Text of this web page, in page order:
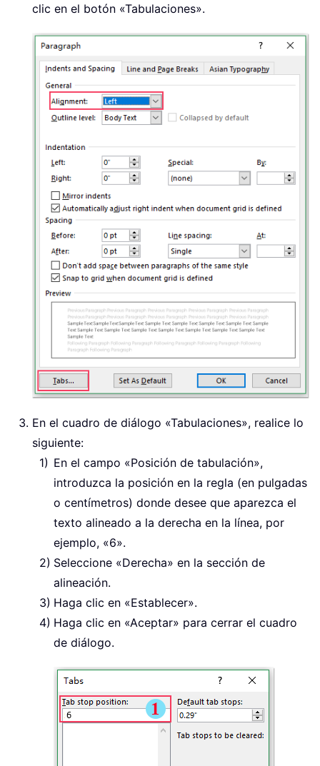
clic en el botón «Tabulaciones».
En el cuadro de diálogo «Tabulaciones», realice lo
siguiente:
En el campo «Posición de tabulación»,
introduzca la posición en la regla (en pulgadas
o centímetros) donde desee que aparezca el
texto alineado a la derecha en la línea, por
ejemplo, «6».
Seleccione «Derecha» en la sección de
alineación.
Haga clic en «Establecer».
Haga clic en «Aceptar» para cerrar el cuadro
de diálogo.